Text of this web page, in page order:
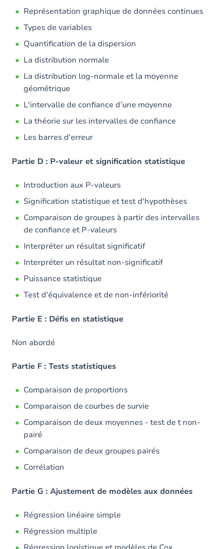
Représentation graphique de données continues
Types de variables
Quantification de la dispersion
La distribution normale
La distribution log-normale et la moyenne
géométrique
L'intervalle de confiance d’une moyenne
La théorie sur les intervalles de confiance
Les barres d'erreur
Partie D : P-valeur et signification statistique
Introduction aux P-valeurs
Signification statistique et test d'hypothèses
Comparaison de groupes à partir des intervalles
de confiance et P-valeurs
Interpréter un résultat significatif
Interpréter un résultat non-significatif
Puissance statistique
Test d'équivalence et de non-infériorité
Partie E : Défis en statistique
Non abordé
Partie F : Tests statistiques
Comparaison de proportions
Comparaison de courbes de survie
Comparaison de deux moyennes - test de t non-
pairé
Comparaison de deux groupes pairés
Corrélation
Partie G : Ajustement de modèles aux données
Régression linéaire simple
Régression multiple